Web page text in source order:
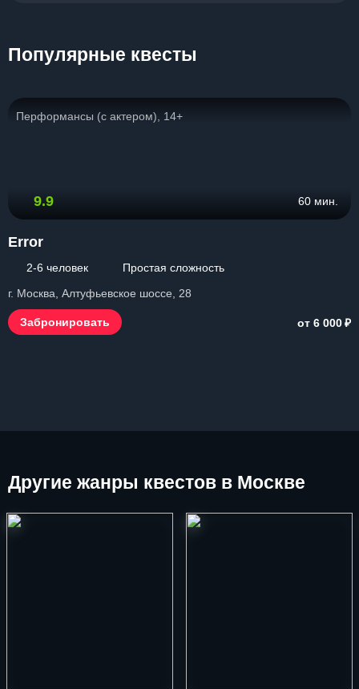
Популярные квесты
Перформансы (с актером), 14+
9.9 60 мин.
Error
2-6 человек
Простая сложность
г. Москва, Алтуфьевское шоссе, 28
Забронировать от 6 000₽
Другие жанры квестов в Москве